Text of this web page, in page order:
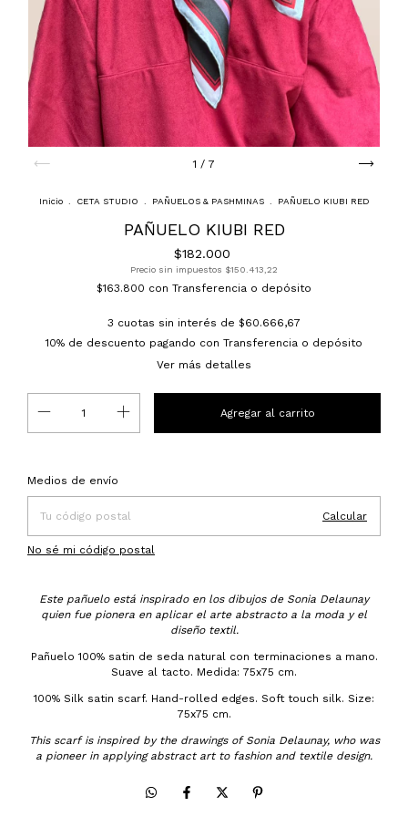
1 / 7
Inicio CETA STUDIO PAÑUELOS & PASHMINAS PAÑUELO KIUBI RED
PAÑUELO KIUBI RED
$182.000
Precio sin impuestos $150.413,22
$163.800 con Transferencia o depósito
3 cuotas sin interés de $60.666,67
10% de descuento pagando con Transferencia o depósito
Ver más detalles
Entregas para el CP:
Medios de envío
Calcular
No sé mi código postal
Este pañuelo está inspirado en los dibujos de Sonia Delaunay
quien fue pionera en aplicar el arte abstracto a la moda y el
diseño textil.
Pañuelo 100% satin de seda natural con terminaciones a mano.
Suave al tacto. Medida: 75x75 cm.
100% Silk satin scarf. Hand-rolled edges. Soft touch silk. Size:
75x75 cm.
This scarf is inspired by the drawings of Sonia Delaunay, who was
a pioneer in applying abstract art to fashion and textile design.